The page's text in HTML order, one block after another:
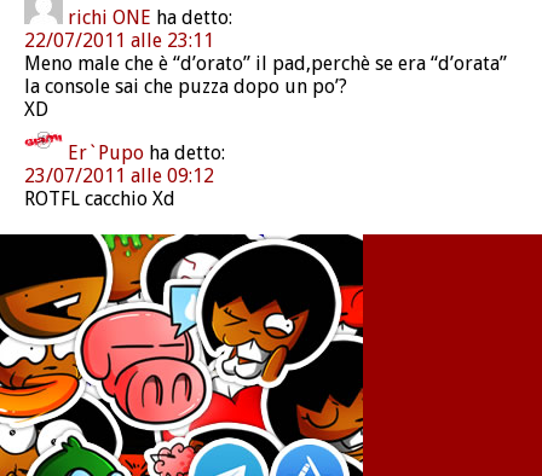
richi ONE ha detto:
22/07/2011 alle 23:11
Meno male che è “d’orato” il pad,perchè se era “d’orata”
la console sai che puzza dopo un po’?
XD
Er`Pupo ha detto:
23/07/2011 alle 09:12
ROTFL cacchio Xd